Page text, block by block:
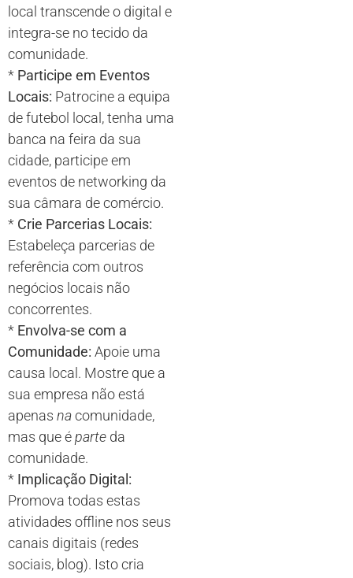
local transcende o digital e
integra-se no tecido da
comunidade.
* Participe em Eventos
Locais: Patrocine a equipa
de futebol local, tenha uma
banca na feira da sua
cidade, participe em
eventos de networking da
sua câmara de comércio.
* Crie Parcerias Locais:
Estabeleça parcerias de
referência com outros
negócios locais não
concorrentes.
* Envolva-se com a
Comunidade: Apoie uma
causa local. Mostre que a
sua empresa não está
apenas nacomunidade,
mas que éparte da
comunidade.
* Implicação Digital:
Promova todas estas
atividades offline nos seus
canais digitais (redes
sociais, blog). Isto cria